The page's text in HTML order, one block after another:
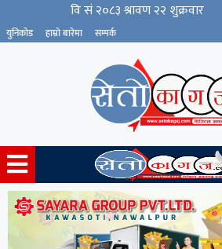
युनिकोड हाम्रो बारेमा सम्पर्क